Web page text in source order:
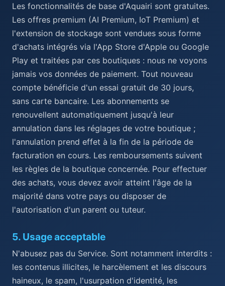
Les fonctionnalités de base d'Aquairi sont gratuites.
Les offres premium (AI Premium, IoT Premium) et
l'extension de stockage sont vendues sous forme
d'achats intégrés via l'App Store d'Apple ou Google
Play et traitées par ces boutiques : nous ne voyons
jamais vos données de paiement. Tout nouveau
compte bénéficie d'un essai gratuit de 30 jours,
sans carte bancaire. Les abonnements se
renouvellent automatiquement jusqu'à leur
annulation dans les réglages de votre boutique ;
l'annulation prend effet à la fin de la période de
facturation en cours. Les remboursements suivent
les règles de la boutique concernée. Pour effectuer
des achats, vous devez avoir atteint l'âge de la
majorité dans votre pays ou disposer de
l'autorisation d'un parent ou tuteur.
5. Usage acceptable
N'abusez pas du Service. Sont notamment interdits :
les contenus illicites, le harcèlement et les discours
haineux, le spam, l'usurpation d'identité, les